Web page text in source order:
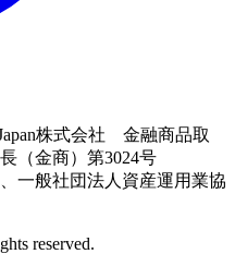
株式会社 金融商品取
（金商）第3024号
一般社団法人資産運用業協
reserved.